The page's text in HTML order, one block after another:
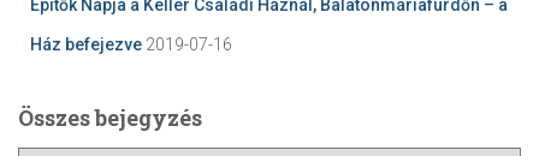
Építők Napja a Keller Családi Háznál, Balatonmáriafürdőn – a
Ház befejezve 2019-07-16
Összes bejegyzés